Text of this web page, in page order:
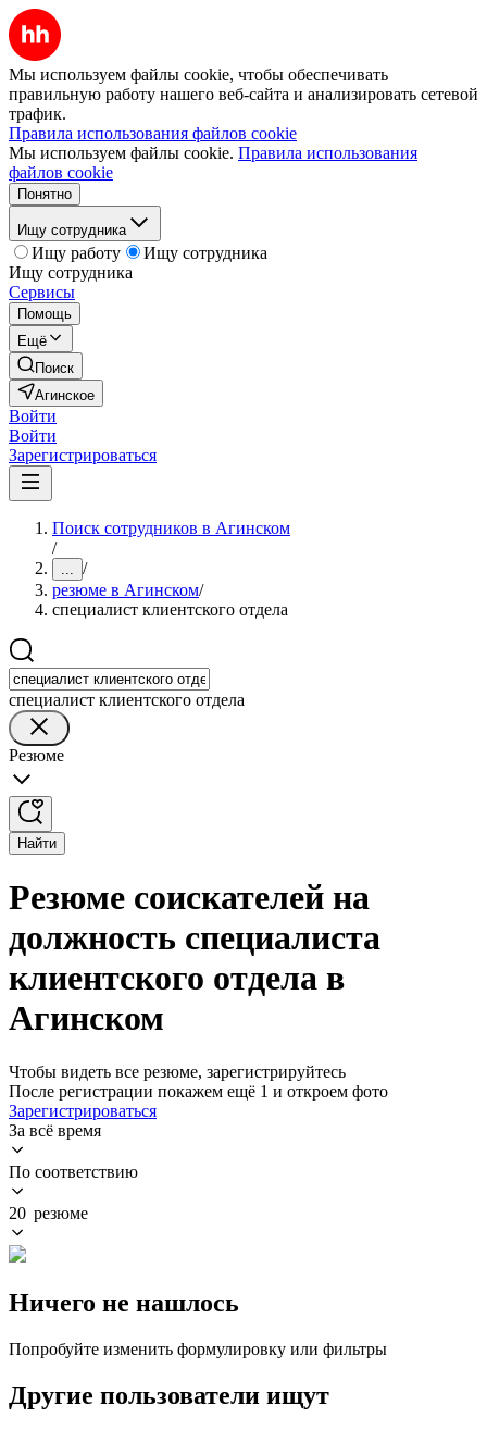
Мы используем файлы cookie, чтобы обеспечивать
правильную работу нашего веб-сайта и анализировать сетевой
трафик.
Правила использования файлов cookie
Мы используем файлы cookie. Правила использования
файлов cookie
Понятно
Ищу сотрудника
Ищу работу
Ищу сотрудника
Ищу сотрудника
Сервисы
Помощь
Ещё
Поиск
Агинское
Войти
Войти
Зарегистрироваться
Поиск сотрудников в Агинском
/
... /
резюме в Агинском/
специалист клиентского отдела
специалист клиентского отдела
Резюме
Найти
Резюме соискателей на
должность специалиста
клиентского отдела в
Агинском
Чтобы видеть все резюме, зарегистрируйтесь
После регистрации покажем ещё 1 и откроем фото
Зарегистрироваться
За всё время
По соответствию
20 резюме
Ничего не нашлось
Попробуйте изменить формулировку или фильтры
Другие пользователи ищут